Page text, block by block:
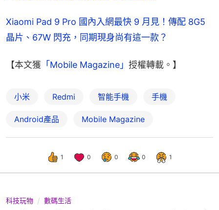
Xiaomi Pad 9 Pro 國內入網最快 9 月見！傳配 8G5
晶片、67W 閃充，同期現身尚有這一款？
【本文獲 「Mobile Magazine」 授權轉載。】
小米 Redmi 智能手機 手機
Android產品 Mobile Magazine
1 0 0 0 1
科技玩物 數碼生活